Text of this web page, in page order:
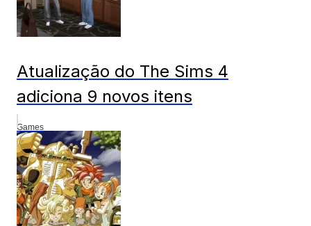
Atualização do The Sims 4
adiciona 9 novos itens
Games